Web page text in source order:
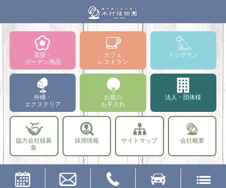
花苗・
ガーデン用品
カフェ
レストラン
ドッグラン
外構・
エクステリア
お庭の
お手入れ
法人・団体様
協力会社様募
集
採用情報 サイトマップ 会社概要